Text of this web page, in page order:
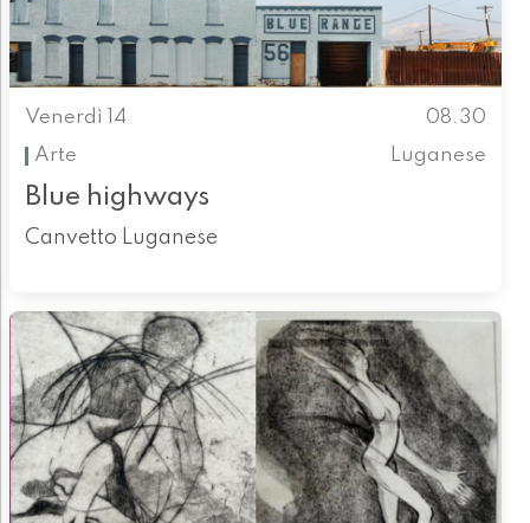
Venerdì 14
08.30
Arte
Luganese
Blue highways
Canvetto Luganese